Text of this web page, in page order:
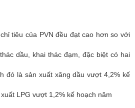
tiêu của PVN đều đạt cao hơn so với
dầu, khai thác đạm, đặc biệt có hai
đó là sản xuất xăng dầu vượt 4,2% kế
LPG vượt 1,2% kế hoạch năm